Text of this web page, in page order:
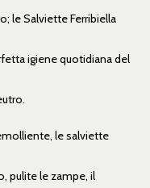
le Salviette Ferribiella
igiene quotidiana del
le salviette
pulite le zampe, il